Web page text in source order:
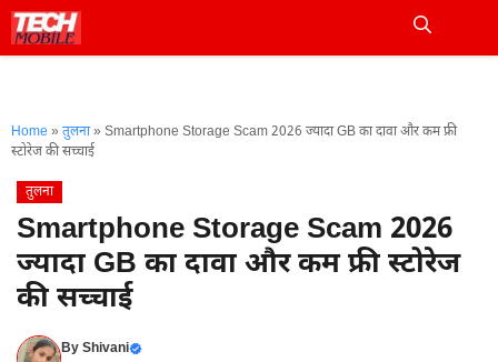
Skip
to
Home » तुलना» Smartphone Storage Scam 2026 ज्यादा GB का दावा और कम फ्री
स्टोरेज की सच्चाई
तुलना
Smartphone Storage Scam 2026
ज्यादा GB का दावा और कम फ्री स्टोरेज
की सच्चाई
ByShivani